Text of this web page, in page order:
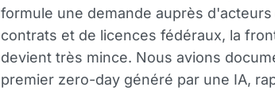
formule une demande auprès
contrats et de licences fédéraux, la
devient très mince. Nous avions
premier zero-day généré par une IA,